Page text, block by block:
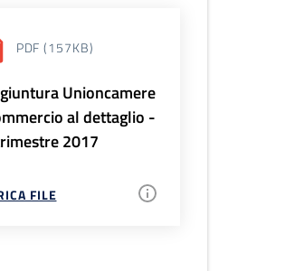
PDF (157KB)
Unioncamere
al dettaglio -
2017
FILE